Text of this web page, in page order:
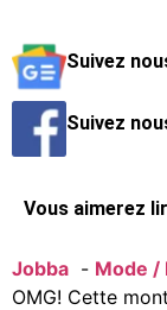
Suivez
Suivez
Vous aimerez
Jobba
Mode /
OMG! Cette